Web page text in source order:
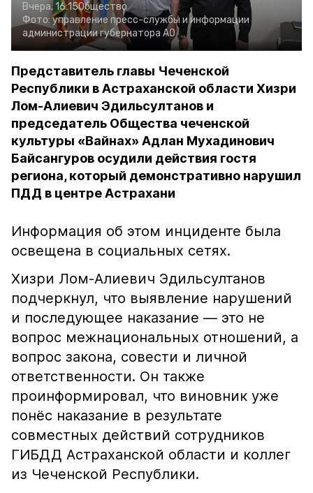
Вчера, 16:15Общество
Фото: управление пресс-службы и информации
администрации губернатора АО
Представитель главы Чеченской
Республики в Астраханской области Хизри
Лом-Алиевич Эдильсултанов и
председатель Общества чеченской
культуры «Вайнах» Адлан Мухадинович
Байсангуров осудили действия гостя
региона, который демонстративно нарушил
ПДД в центре Астрахани
Информация об этом инциденте была
освещена в социальных сетях.
Хизри Лом-Алиевич Эдильсултанов
подчеркнул, что выявление нарушений
и последующее наказание — это не
вопрос межнациональных отношений, а
вопрос закона, совести и личной
ответственности. Он также
проинформировал, что виновник уже
понёс наказание в результате
совместных действий сотрудников
ГИБДД Астраханской области и коллег
из Чеченской Республики.